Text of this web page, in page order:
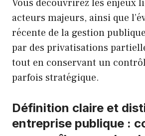
Vous découvrirez les enjeux
acteurs majeurs, ainsi que
récente de la gestion
par des privatisations
tout en conservant un
parfois stratégique.
Définition claire et
entreprise publique :